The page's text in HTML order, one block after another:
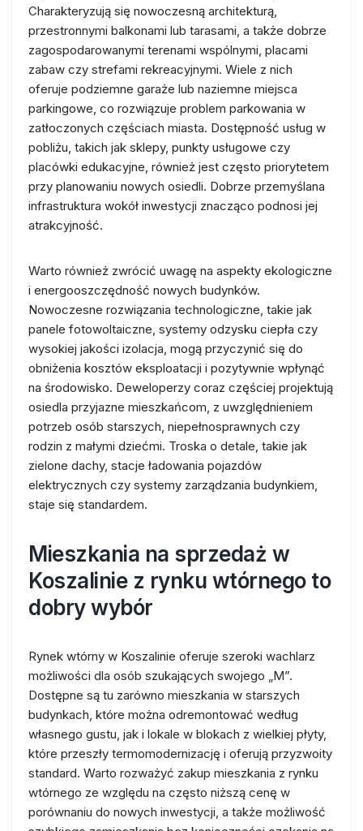
Charakteryzują się nowoczesną architekturą,
przestronnymi balkonami lub tarasami, a także dobrze
zagospodarowanymi terenami wspólnymi, placami
zabaw czy strefami rekreacyjnymi. Wiele z nich
oferuje podziemne garaże lub naziemne miejsca
parkingowe, co rozwiązuje problem parkowania w
zatłoczonych częściach miasta. Dostępność usług w
pobliżu, takich jak sklepy, punkty usługowe czy
placówki edukacyjne, również jest często priorytetem
przy planowaniu nowych osiedli. Dobrze przemyślana
infrastruktura wokół inwestycji znacząco podnosi jej
atrakcyjność.
Warto również zwrócić uwagę na aspekty ekologiczne
i energooszczędność nowych budynków.
Nowoczesne rozwiązania technologiczne, takie jak
panele fotowoltaiczne, systemy odzysku ciepła czy
wysokiej jakości izolacja, mogą przyczynić się do
obniżenia kosztów eksploatacji i pozytywnie wpłynąć
na środowisko. Deweloperzy coraz częściej projektują
osiedla przyjazne mieszkańcom, z uwzględnieniem
potrzeb osób starszych, niepełnosprawnych czy
rodzin z małymi dziećmi. Troska o detale, takie jak
zielone dachy, stacje ładowania pojazdów
elektrycznych czy systemy zarządzania budynkiem,
staje się standardem.
Mieszkania na sprzedaż w
Koszalinie z rynku wtórnego to
dobry wybór
Rynek wtórny w Koszalinie oferuje szeroki wachlarz
możliwości dla osób szukających swojego „M”.
Dostępne są tu zarówno mieszkania w starszych
budynkach, które można odremontować według
własnego gustu, jak i lokale w blokach z wielkiej płyty,
które przeszły termomodernizację i oferują przyzwoity
standard. Warto rozważyć zakup mieszkania z rynku
wtórnego ze względu na często niższą cenę w
porównaniu do nowych inwestycji, a także możliwość